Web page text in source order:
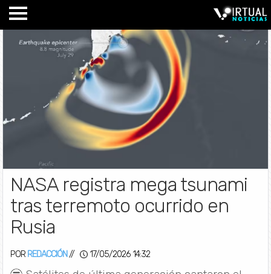
NASA registra mega tsunami
tras terremoto ocurrido en
Rusia
POR REDACCIÓN // 17/05/2026 14:32